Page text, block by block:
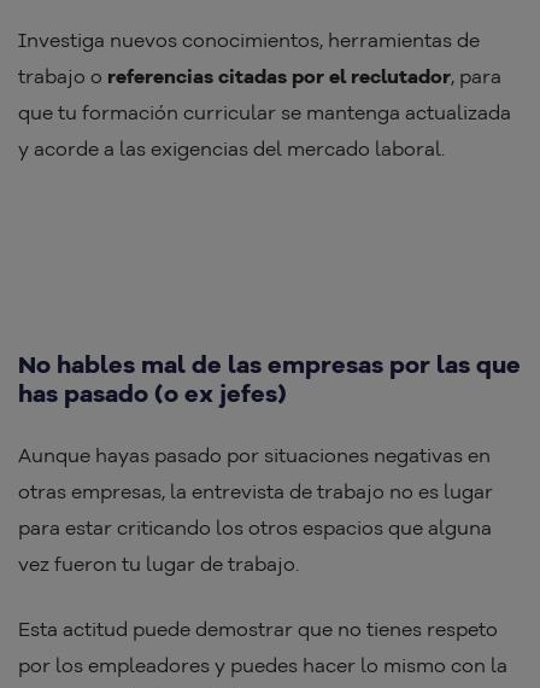
Investiga nuevos conocimientos, herramientas de
trabajo o referencias citadas por el reclutador, para
que tu formación curricular se mantenga actualizada
y acorde a las exigencias del mercado laboral.
No hables mal de las empresas por las que
has pasado (o ex jefes)
Aunque hayas pasado por situaciones negativas en
otras empresas, la entrevista de trabajo no es lugar
para estar criticando los otros espacios que alguna
vez fueron tu lugar de trabajo.
Esta actitud puede demostrar que no tienes respeto
por los empleadores y puedes hacer lo mismo con la